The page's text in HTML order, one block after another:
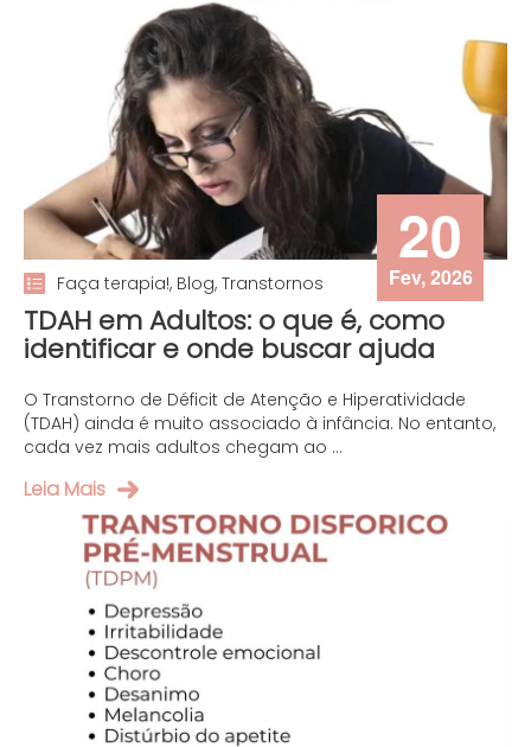
20
Fev, 2026
Faça terapia!, Blog, Transtornos
TDAH em Adultos: o que é, como
identificar e onde buscar ajuda
O Transtorno de Déficit de Atenção e Hiperatividade
(TDAH) ainda é muito associado à infância. No entanto,
cada vez mais adultos chegam ao ...
Leia Mais